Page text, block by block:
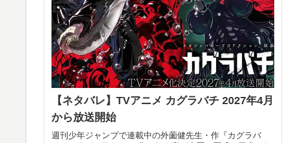
【ネタバレ】TVアニメ カグラバチ 2027年4月
から放送開始
週刊少年ジャンプで連載中の外薗健先生・作『カグラバ